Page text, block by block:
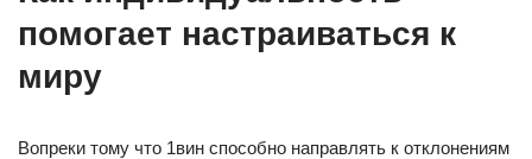
помогает настраиваться к
миру
Вопреки тому что 1вин способно направлять к отклонениям